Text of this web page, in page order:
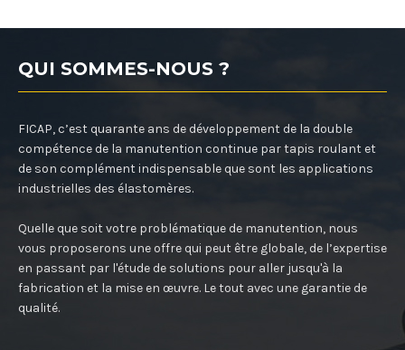
QUI SOMMES-NOUS ?
FICAP, c’est quarante ans de développement de la double
compétence de la manutention continue par tapis roulant et
de son complément indispensable que sont les applications
industrielles des élastomères.
Quelle que soit votre problématique de manutention, nous
vous proposerons une offre qui peut être globale, de l’expertise
en passant par l'étude de solutions pour aller jusqu'à la
fabrication et la mise en œuvre. Le tout avec une garantie de
qualité.